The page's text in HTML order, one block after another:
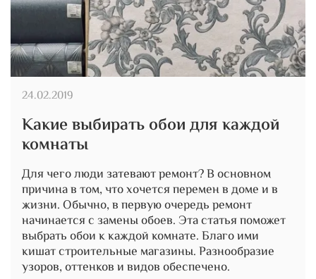
Какие выбирать обои для каждой
комнаты
Для чего люди затевают ремонт? В основном
причина в том, что хочется перемен в доме и в
жизни. Обычно, в первую очередь ремонт
начинается с замены обоев. Эта статья поможет
выбрать обои к каждой комнате. Благо ими
кишат строительные магазины. Разнообразие
узоров, оттенков и видов обеспечено.
24.02.2019